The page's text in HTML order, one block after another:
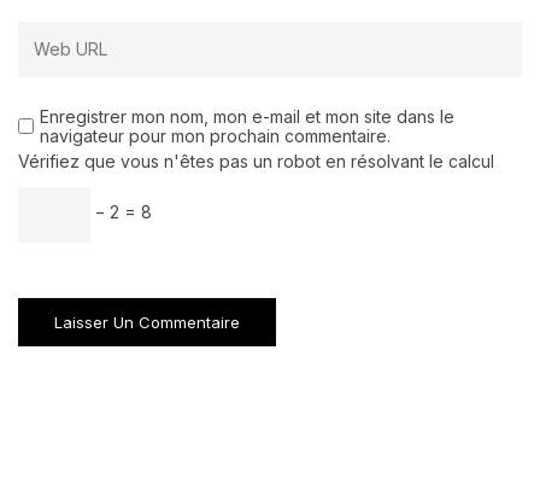
Enregistrer mon nom, mon e-mail et mon site dans le
navigateur pour mon prochain commentaire.
Vérifiez que vous n'êtes pas un robot en résolvant le calcul
− 2 = 8